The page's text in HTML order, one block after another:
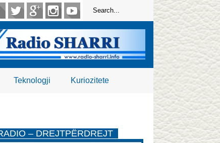
Teknologji Kuriozitete
– DREJTPËRDREJT